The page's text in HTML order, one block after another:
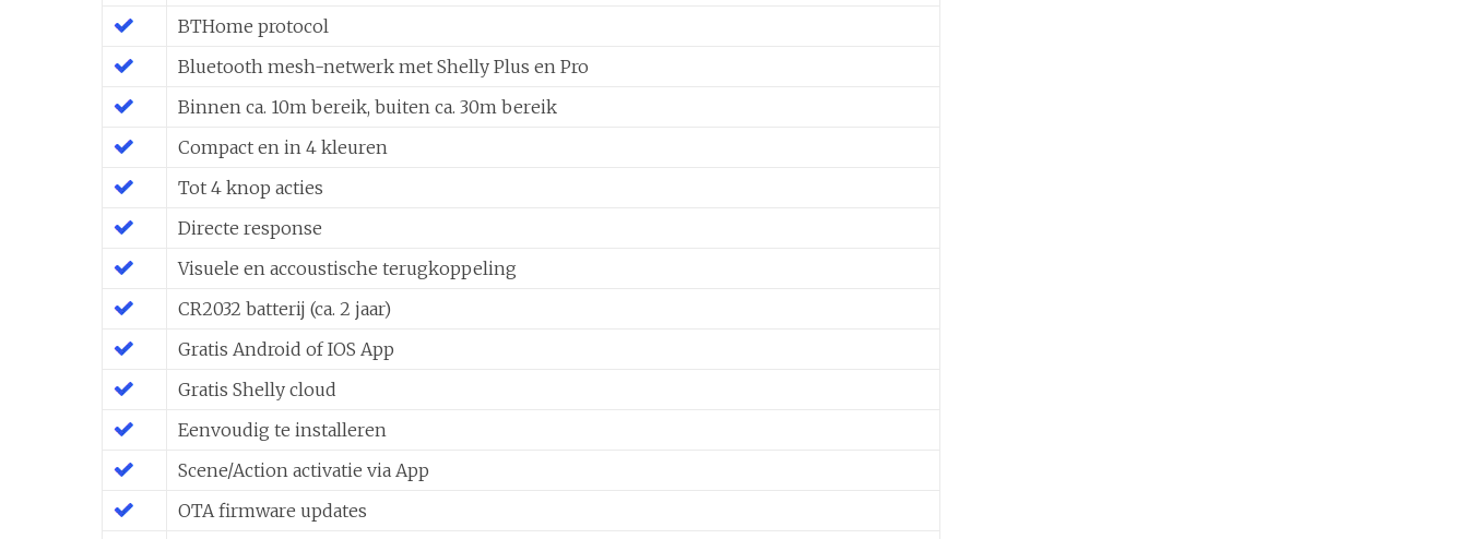
BTHome protocol
Bluetooth mesh-netwerk met Shelly Plus en Pro
Binnen ca. 10m bereik, buiten ca. 30m bereik
Compact en in 4 kleuren
Tot 4 knop acties
Directe response
Visuele en accoustische terugkoppeling
CR2032 batterij (ca. 2 jaar)
Gratis Android of IOS App
Gratis Shelly cloud
Eenvoudig te installeren
Scene/Action activatie via App
OTA firmware updates